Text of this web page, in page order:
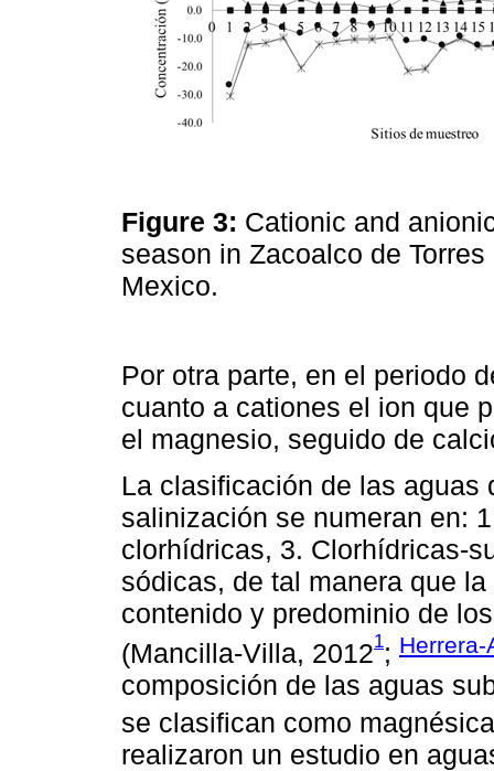
Figure 3: Cationic and
season in Zacoalco de
Mexico.
Por otra parte, en el periodo
cuanto a cationes el ion que
el magnesio, seguido de
La clasificación de las aguas
salinización se numeran en:
clorhídricas, 3. Clorhídricas-
sódicas, de tal manera que
contenido y predominio de
(Mancilla-Villa, 20121;
composición de las aguas
se clasifican como
realizaron un estudio en